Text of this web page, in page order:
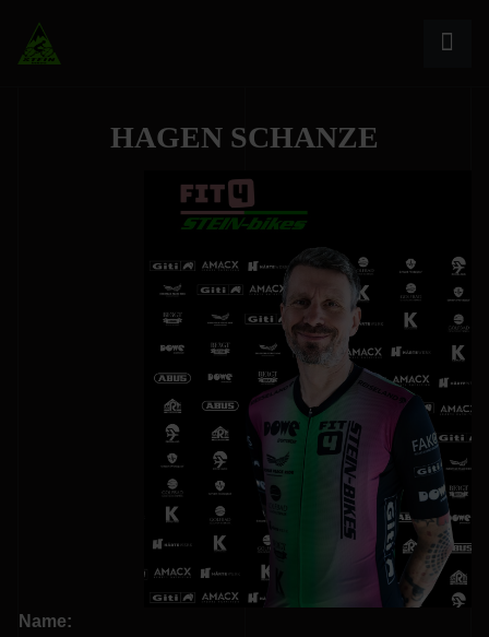
HAGEN SCHANZE
Name: